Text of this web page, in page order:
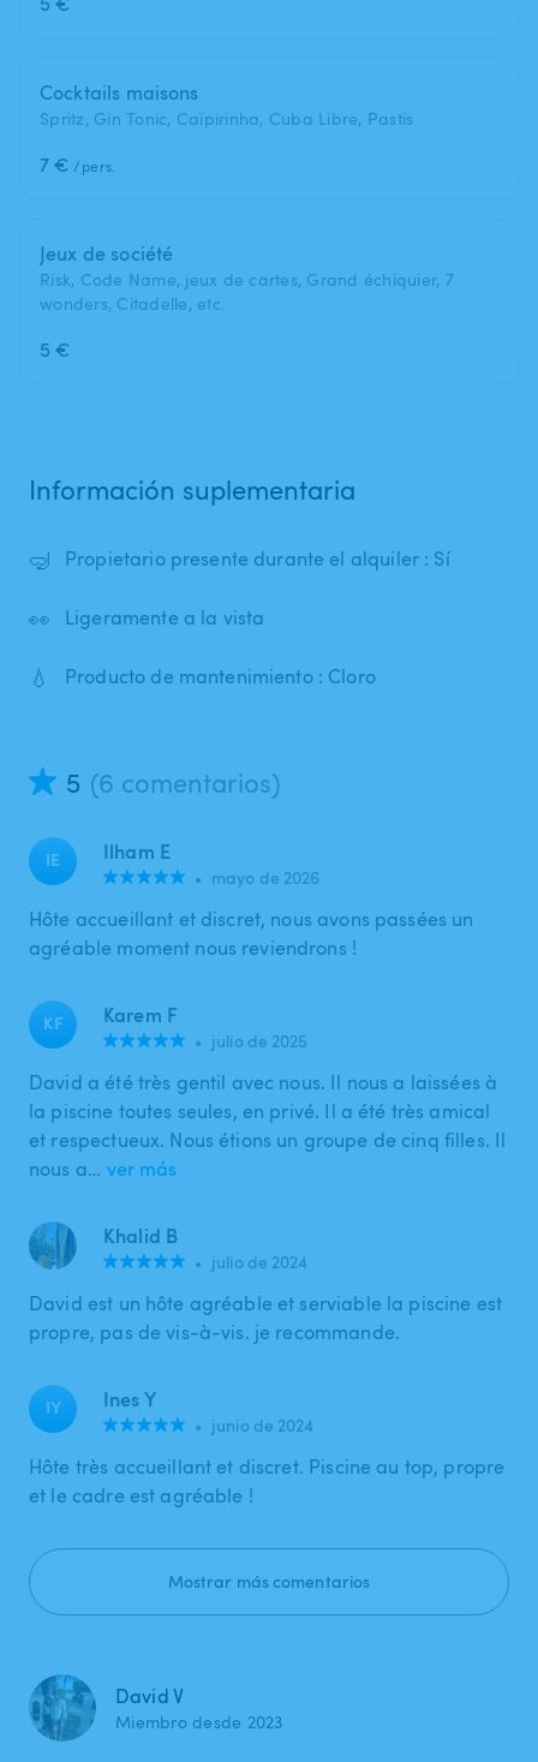
Cocktails maisons
Spritz, Gin Tonic, Caïpirinha, Cuba Libre, Pastis
7 € /pers.
Jeux de société
Risk, Code Name, jeux de cartes, Grand échiquier, 7
wonders, Citadelle, etc.
5 €
Información suplementaria
🤿 Propietario presente durante el alquiler : Sí
👀 Ligeramente a la vista
💧 Producto de mantenimiento : Cloro
5 (6 comentarios)
IE Ilham E
• mayo de 2026
Hôte accueillant et discret, nous avons passées un
agréable moment nous reviendrons !
KF Karem F
• julio de 2025
David a été très gentil avec nous. Il nous a laissées à
la piscine toutes seules, en privé. Il a été très amical
et respectueux. Nous étions un groupe de cinq filles. Il
nous a… ver más
Khalid B
• julio de 2024
David est un hôte agréable et serviable la piscine est
propre, pas de vis-à-vis. je recommande.
IY Ines Y
• junio de 2024
Hôte très accueillant et discret. Piscine au top, propre
et le cadre est agréable !
Mostrar más comentarios
David V
Miembro desde 2023